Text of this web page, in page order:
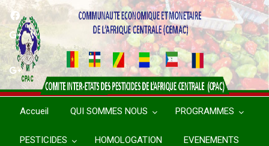
Aller
contenu
principal
Accueil QUI SOMMES NOUS PROGRAMMES
PESTICIDES HOMOLOGATION EVENEMENTS